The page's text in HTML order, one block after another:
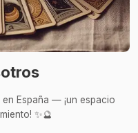
España — ¡un espacio
✨🔮